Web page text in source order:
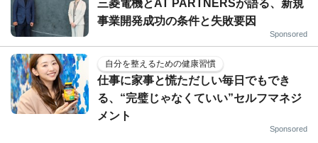
三菱電機とAT PARTNERSが語る、新規
事業開発成功の条件と失敗要因
Sponsored
自分を整えるための健康習慣
仕事に家事と慌ただしい毎日でもでき
る、“完璧じゃなくていい”セルフマネジ
メント
Sponsored